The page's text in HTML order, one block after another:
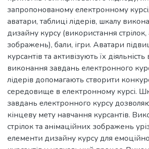
запропонованому електронному
аватари, таблиці лідерів, шкалу
дизайну курсу (використання
зображень), бали, ігри. Аватари
курсантів та активізують їх
виконання завдань електронного
лідерів допомагають створити
середовище в електронному курсі.
завдань електронного курсу
кінцеву мету навчання курсантів.
стрілок та анімаційних зображень
елементи дизайну курсу для